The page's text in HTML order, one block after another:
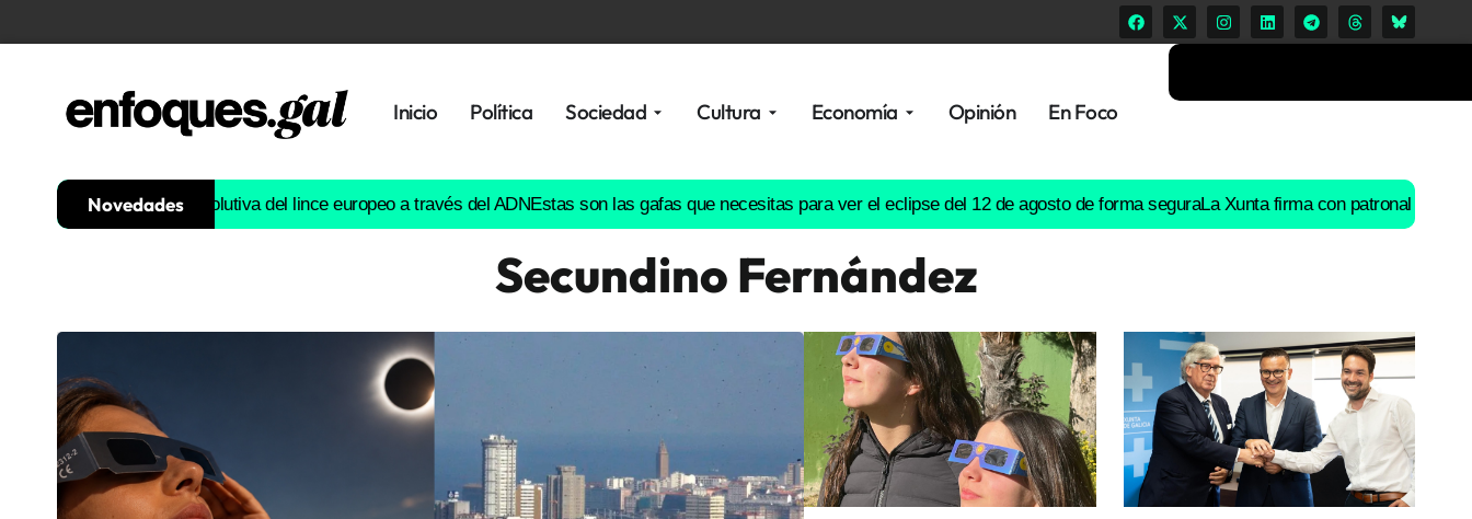
Inicio Política Sociedad Cultura Economía Opinión En Foco
Histórica
Gastronomía
Escenarios
Novedades
la historia evolutiva del lince europeo a través del ADN Estas son las gafas que necesitas para ver el eclipse del 12 de agosto de forma seguraLa Xunta firma con patronal y UGT un
Secundino Fernández